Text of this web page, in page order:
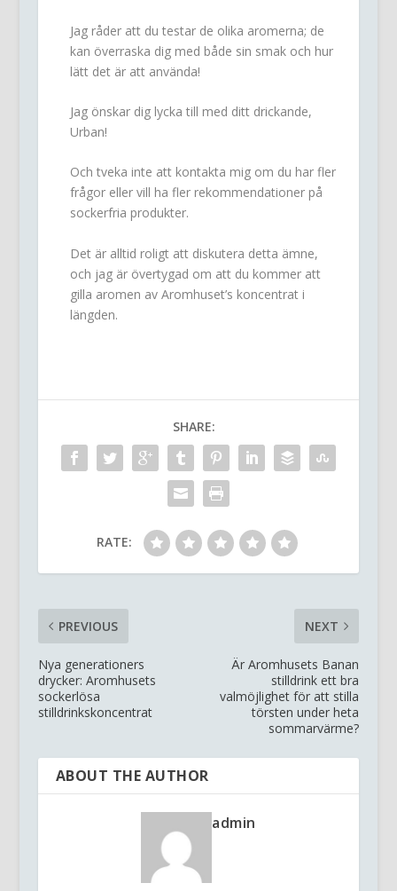
Jag råder att du testar de olika aromerna; de
kan överraska dig med både sin smak och hur
lätt det är att använda!
Jag önskar dig lycka till med ditt drickande,
Urban!
Och tveka inte att kontakta mig om du har fler
frågor eller vill ha fler rekommendationer på
sockerfria produkter.
Det är alltid roligt att diskutera detta ämne,
och jag är övertygad om att du kommer att
gilla aromen av Aromhuset’s koncentrat i
längden.
SHARE:
RATE:
PREVIOUS
Nya generationers
drycker: Aromhusets
sockerlösa
stilldrinkskoncentrat
NEXT
Är Aromhusets Banan
stilldrink ett bra
valmöjlighet för att stilla
törsten under heta
sommarvärme?
ABOUT THE AUTHOR
admin